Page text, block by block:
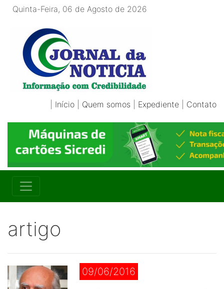
Quinta-Feira, 06 de Agosto de 2026
Início Quem somos Expediente Contato
artigo
09/06/2016